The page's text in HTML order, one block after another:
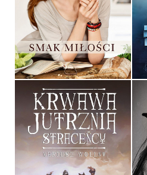
AGNIESZKA MACIĄG
OPRAWA TWARDA
49,90 ZŁ
KRWAWA JUTRZNIA